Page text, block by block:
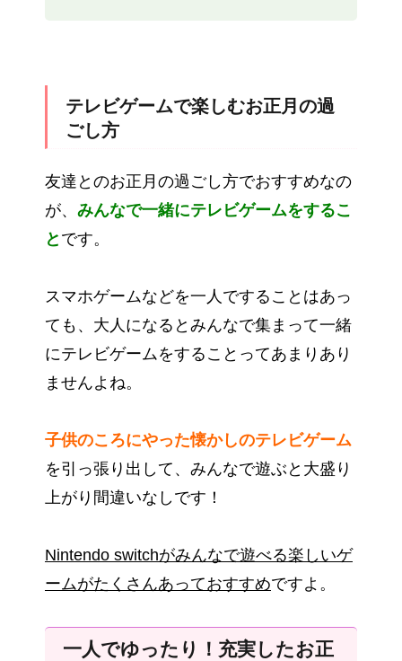
テレビゲームで楽しむお正月の過
ごし方
友達とのお正月の過ごし方でおすすめなの
が、 みんなで一緒にテレビゲームをするこ
と です。
スマホゲームなどを一人ですることはあっ
ても、大人になるとみんなで集まって一緒
にテレビゲームをすることってあまりあり
ませんよね。
子供のころにやった懐かしのテレビゲーム
を引っ張り出して、みんなで遊ぶと大盛り
上がり間違いなしです！
Nintendo switchがみんなで遊べる楽しいゲ
ームがたくさんあっておすすめですよ。
一人でゆったり！充実したお正